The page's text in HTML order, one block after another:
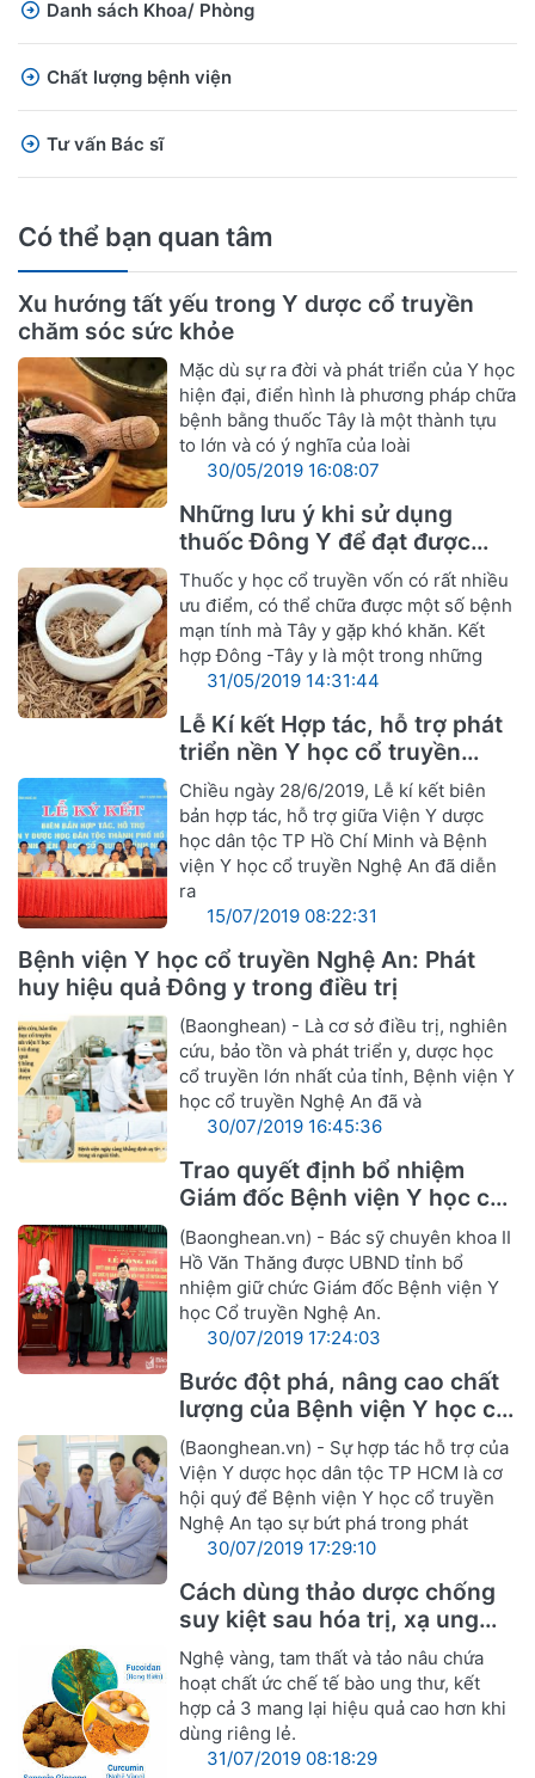
Danh sách Khoa/ Phòng
Chất lượng bệnh viện
Tư vấn Bác sĩ
Có thể bạn quan tâm
Xu hướng tất yếu trong Y dược cổ truyền
chăm sóc sức khỏe
Mặc dù sự ra đời và phát triển của Y học
hiện đại, điển hình là phương pháp chữa
bệnh bằng thuốc Tây là một thành tựu
to lớn và có ý nghĩa của loài
30/05/2019 16:08:07
Những lưu ý khi sử dụng
thuốc Đông Y để đạt được
hiệu quả tốt nhất
Thuốc y học cổ truyền vốn có rất nhiều
ưu điểm, có thể chữa được một số bệnh
mạn tính mà Tây y gặp khó khăn. Kết
hợp Đông -Tây y là một trong những
31/05/2019 14:31:44
Lễ Kí kết Hợp tác, hỗ trợ phát
triển nền Y học cổ truyền
Nghệ An
Chiều ngày 28/6/2019, Lễ kí kết biên
bản hợp tác, hỗ trợ giữa Viện Y dược
học dân tộc TP Hồ Chí Minh và Bệnh
viện Y học cổ truyền Nghệ An đã diễn
ra
15/07/2019 08:22:31
Bệnh viện Y học cổ truyền Nghệ An: Phát
huy hiệu quả Đông y trong điều trị
(Baonghean) - Là cơ sở điều trị, nghiên
cứu, bảo tồn và phát triển y, dược học
cổ truyền lớn nhất của tỉnh, Bệnh viện Y
học cổ truyền Nghệ An đã và
30/07/2019 16:45:36
Trao quyết định bổ nhiệm
Giám đốc Bệnh viện Y học cổ
truyền Nghệ An
(Baonghean.vn) - Bác sỹ chuyên khoa II
Hồ Văn Thăng được UBND tỉnh bổ
nhiệm giữ chức Giám đốc Bệnh viện Y
học Cổ truyền Nghệ An.
30/07/2019 17:24:03
Bước đột phá, nâng cao chất
lượng của Bệnh viện Y học cổ
truyền Nghệ An
(Baonghean.vn) - Sự hợp tác hỗ trợ của
Viện Y dược học dân tộc TP HCM là cơ
hội quý để Bệnh viện Y học cổ truyền
Nghệ An tạo sự bứt phá trong phát
30/07/2019 17:29:10
Cách dùng thảo dược chống
suy kiệt sau hóa trị, xạ ung
thư
Nghệ vàng, tam thất và tảo nâu chứa
hoạt chất ức chế tế bào ung thư, kết
hợp cả 3 mang lại hiệu quả cao hơn khi
dùng riêng lẻ.
31/07/2019 08:18:29